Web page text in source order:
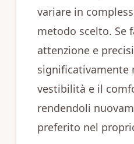
variare in
metodo scelto. Se
attenzione e
significativamente
vestibilità e il
rendendoli
preferito nel